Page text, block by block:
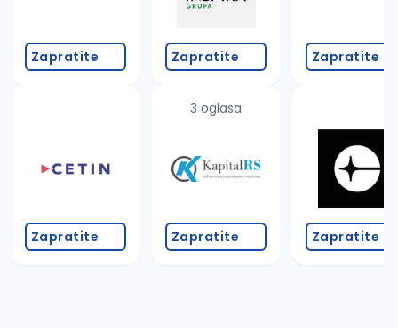
Zapratite
Zapratite
Zapratite
3 oglasa
Zapratite
Zapratite
Zapratite